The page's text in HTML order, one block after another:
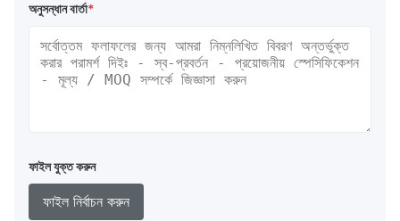
অনুসন্ধান বার্তা*
ফাইল যুক্ত করুন
ফাইল নির্বাচন করুন